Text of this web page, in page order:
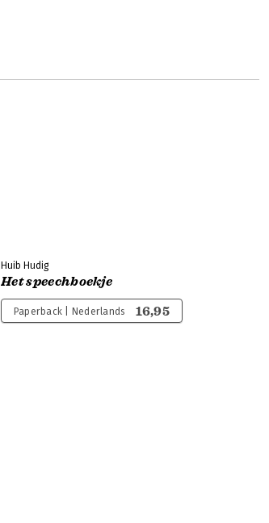
Huib Hudig
Het speechboekje
Paperback | Nederlands 16,95